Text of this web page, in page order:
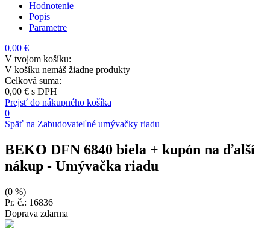
Hodnotenie
Popis
Parametre
0,00 €
V tvojom košíku:
V košíku nemáš žiadne produkty
Celková suma:
0,00 € s DPH
Prejsť do nákupného košíka
0
Späť na Zabudovateľné umývačky riadu
BEKO DFN 6840 biela + kupón na ďalší
nákup - Umývačka riadu
(0 %)
Pr. č.: 16836
Doprava zdarma